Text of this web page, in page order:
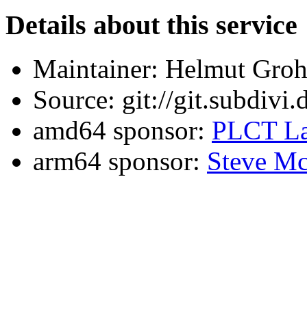
Details about this service
Maintainer: Helmut
Source: git://
amd64 sponsor: PLCT
arm64 sponsor: Steve